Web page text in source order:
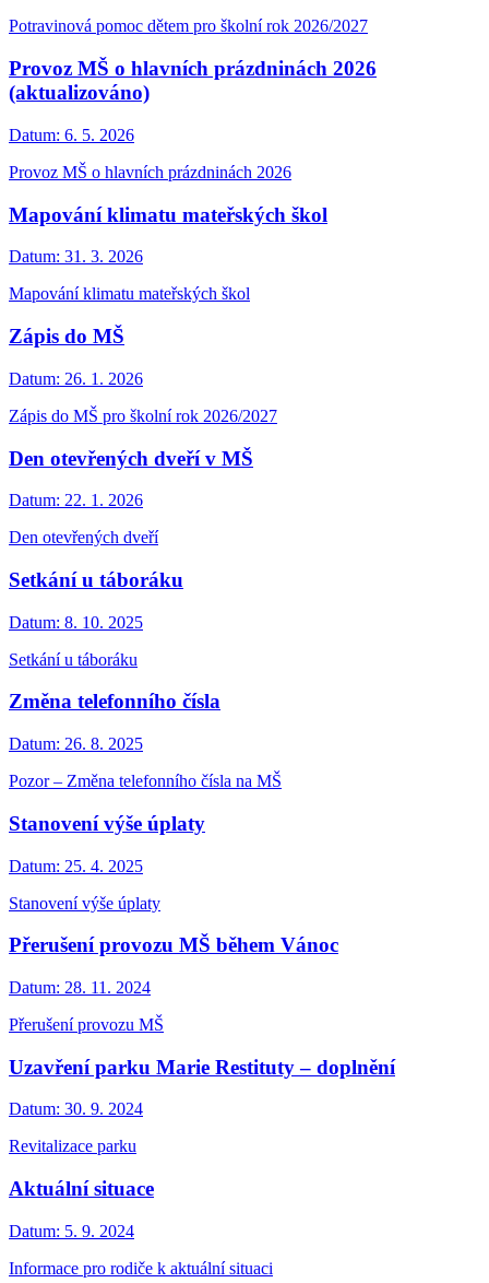
Potravinová pomoc dětem pro školní rok 2026/2027
Provoz MŠ o hlavních prázdninách 2026
(aktualizováno)
Datum: 6. 5. 2026
Provoz MŠ o hlavních prázdninách 2026
Mapování klimatu mateřských škol
Datum: 31. 3. 2026
Mapování klimatu mateřských škol
Zápis do MŠ
Datum: 26. 1. 2026
Zápis do MŠ pro školní rok 2026/2027
Den otevřených dveří v MŠ
Datum: 22. 1. 2026
Den otevřených dveří
Setkání u táboráku
Datum: 8. 10. 2025
Setkání u táboráku
Změna telefonního čísla
Datum: 26. 8. 2025
Pozor – Změna telefonního čísla na MŠ
Stanovení výše úplaty
Datum: 25. 4. 2025
Stanovení výše úplaty
Přerušení provozu MŠ během Vánoc
Datum: 28. 11. 2024
Přerušení provozu MŠ
Uzavření parku Marie Restituty – doplnění
Datum: 30. 9. 2024
Revitalizace parku
Aktuální situace
Datum: 5. 9. 2024
Informace pro rodiče k aktuální situaci